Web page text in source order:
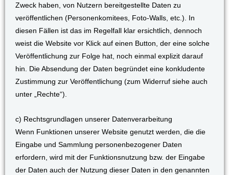
Zweck haben, von Nutzern bereitgestellte Daten zu
veröffentlichen (Personenkomitees, Foto-Walls, etc.). In
diesen Fällen ist das im Regelfall klar ersichtlich, dennoch
weist die Website vor Klick auf einen Button, der eine solche
Veröffentlichung zur Folge hat, noch einmal explizit darauf
hin. Die Absendung der Daten begründet eine konkludente
Zustimmung zur Veröffentlichung (zum Widerruf siehe auch
unter „Rechte“).
c) Rechtsgrundlagen unserer Datenverarbeitung
Wenn Funktionen unserer Website genutzt werden, die die
Eingabe und Sammlung personenbezogener Daten
erfordern, wird mit der Funktionsnutzung bzw. der Eingabe
der Daten auch der Nutzung dieser Daten in den genannten